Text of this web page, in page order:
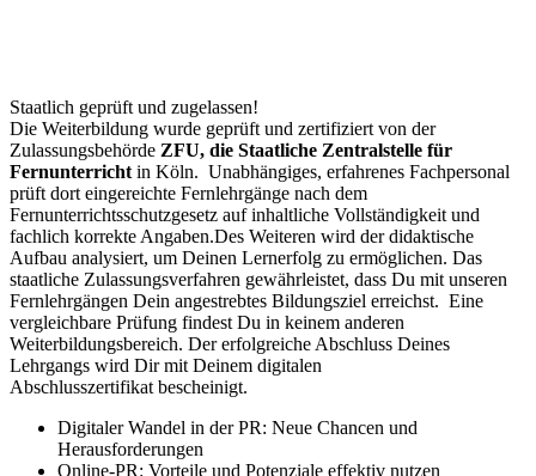
Staatlich geprüft und zugelassen!
Die Weiterbildung wurde geprüft und zertifiziert von der
Zulassungsbehörde ZFU, die Staatliche Zentralstelle für
Fernunterricht in Köln. Unabhängiges, erfahrenes Fachpersonal
prüft dort eingereichte Fernlehrgänge nach dem
Fernunterrichtsschutzgesetz auf inhaltliche Vollständigkeit und
fachlich korrekte Angaben.Des Weiteren wird der didaktische
Aufbau analysiert, um Deinen Lernerfolg zu ermöglichen. Das
staatliche Zulassungsverfahren gewährleistet, dass Du mit unseren
Fernlehrgängen Dein angestrebtes Bildungsziel erreichst. Eine
vergleichbare Prüfung findest Du in keinem anderen
Weiterbildungsbereich. Der erfolgreiche Abschluss Deines
Lehrgangs wird Dir mit Deinem digitalen
Abschlusszertifikat bescheinigt.
Digitaler Wandel in der PR: Neue Chancen und
Herausforderungen
Online-PR: Vorteile und Potenziale effektiv nutzen